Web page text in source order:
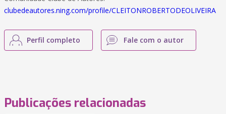
clubedeautores.ning.com/profile/CLEITONROBERTODEOLIVEIRA
Perfil completo Fale com o autor
Publicações relacionadas